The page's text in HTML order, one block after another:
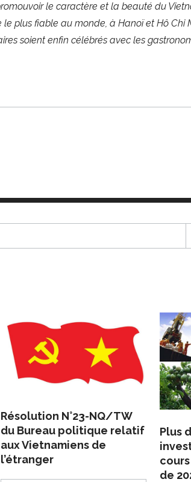
le caractère et la beauté du
plus fiable au monde, à Hanoï et Hô Chi
soient enfin célébrés avec les
Résolution N°23-NQ/TW
du Bureau politique relatif
aux Vietnamiens de
l’étranger
Plus
de